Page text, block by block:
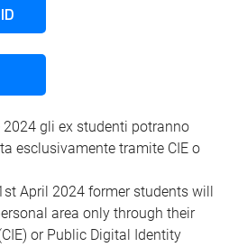
gli ex studenti potranno
esclusivamente tramite CIE o
April 2024 former students will
area only through their
or Public Digital Identity